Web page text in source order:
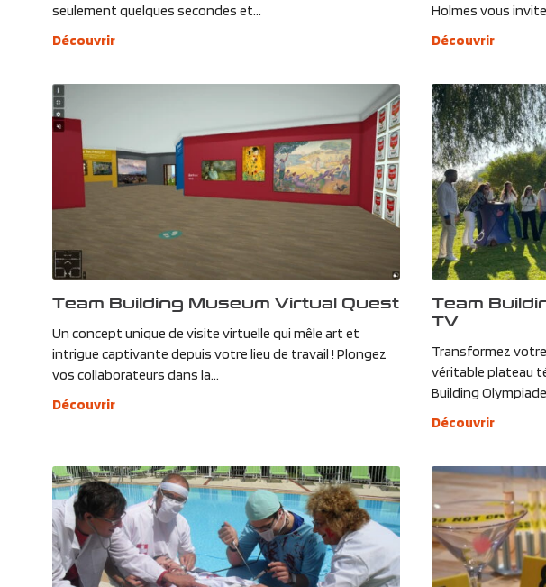
seulement quelques secondes et...
Découvrir
Holmes vous
Découvrir
Team Building Museum Virtual Quest
Un concept unique de visite virtuelle qui mêle art et
intrigue captivante depuis votre lieu de travail ! Plongez
vos collaborateurs dans la...
Découvrir
Team
TV
Transformez
véritable plateau
Building
Découvrir